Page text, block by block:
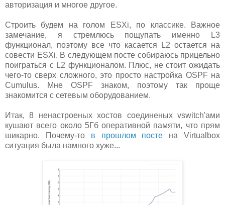
авторизация и многое другое.
Строить будем на голом ESXi, по классике. Важное
замечание, я стремлюсь пощупать именно L3
функционал, поэтому все что касается L2 остается на
совести ESXi. В следующем посте собираюсь прицельно
поиграться с L2 функционалом. Плюс, не стоит ожидать
чего-то сверх сложного, это просто настройка OSPF на
Cumulus. Мне OSPF знаком, поэтому так проще
знакомится с сетевым оборудованием.
Итак, 8 ненастроеных хостов соединеных vswitch'ами
кушают всего около 5Гб оперативной памяти, что прям
шикарно. Почему-то в прошлом посте на Virtualbox
ситуация была намного хуже...